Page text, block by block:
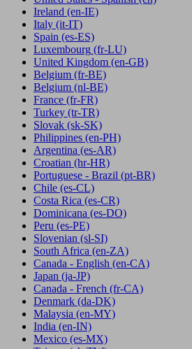
Ireland (en-IE)
Italy (it-IT)
Spain (es-ES)
Luxembourg (fr-LU)
United Kingdom (en-GB)
Belgium (fr-BE)
Belgium (nl-BE)
France (fr-FR)
Turkey (tr-TR)
Slovak (sk-SK)
Philippines (en-PH)
Argentina (es-AR)
Croatian (hr-HR)
Portuguese - Brazil (pt-BR)
Chile (es-CL)
Costa Rica (es-CR)
Dominicana (es-DO)
Peru (es-PE)
Slovenian (sl-SI)
South Africa (en-ZA)
Canada - English (en-CA)
Japan (ja-JP)
Canada - French (fr-CA)
Denmark (da-DK)
Malaysia (en-MY)
India (en-IN)
Mexico (es-MX)